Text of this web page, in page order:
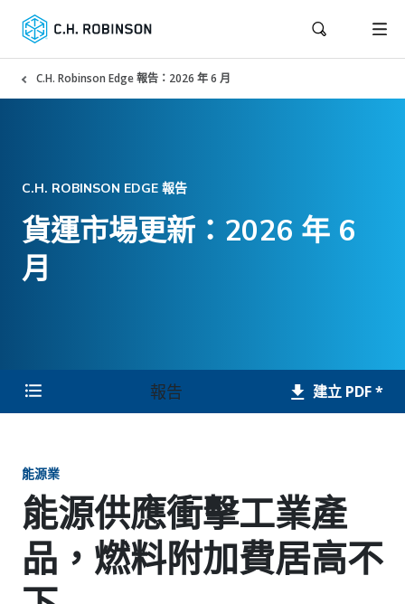
C.H. Robinson Edge 報告：2026 年 6 月
C.H. ROBINSON EDGE 報告
貨運市場更新：2026 年 6
月
報告 建立 PDF *
能源業
能源供應衝擊工業產
品，燃料附加費居高不